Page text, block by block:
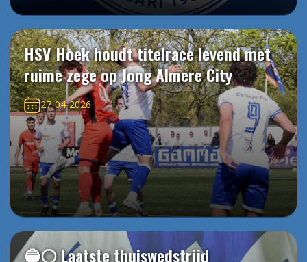
HSV Hoek houdt titelrace levend met
ruime zege op Jong Almere City
27-04-2026
🔵⚪️ Laatste thuiswedstrijd